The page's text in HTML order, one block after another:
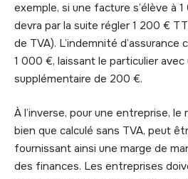
exemple, si une facture s’élève à
devra par la suite régler 1 200 €
de TVA). L’indemnité d’assurance
1 000 €, laissant le particulier avec
supplémentaire de 200 €.
À l’inverse, pour une entreprise,
bien que calculé sans TVA, peut
fournissant ainsi une marge de
des finances. Les entreprises